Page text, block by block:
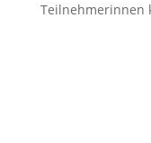
Teilnehmerinnen